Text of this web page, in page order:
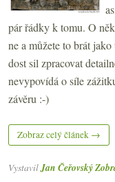
pár řádky k tomu. O
ne a můžete to brát
dost sil zpracovat
nevypovídá o síle
závěru :-)
Zobraz celý článek →
VystavilJan Čeřovský